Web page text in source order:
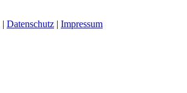
Datenschutz | Impressum